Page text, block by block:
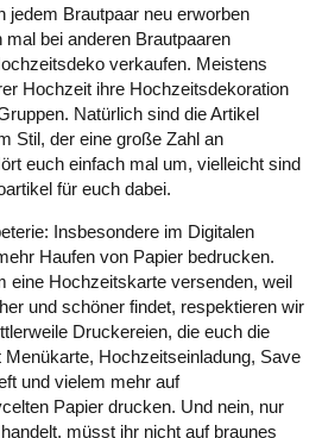
jedem Brautpaar neu erworben
bei anderen Brautpaaren
verkaufen. Meistens
Hochzeit ihre Hochzeitsdekoration
Natürlich sind die Artikel
Stil, der eine große Zahl an
euch einfach mal um, vielleicht sind
für euch dabei.
Insbesondere im Digitalen
Haufen von Papier bedrucken.
eine Hochzeitskarte versenden, weil
und schöner findet, respektieren wir
Druckereien, die euch die
Hochzeitseinladung, Save
und vielem mehr auf
Papier drucken. Und nein, nur
müsst ihr nicht auf braunes